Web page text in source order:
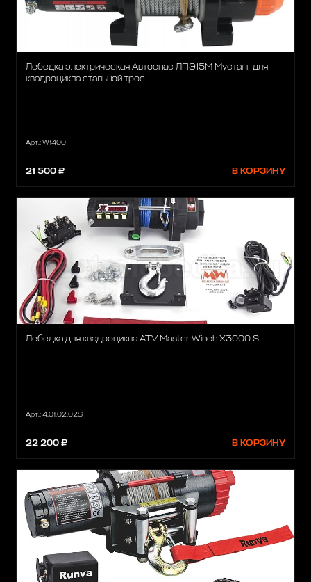
Лебедка электрическая Автоспас ЛПЭ15М Мустанг для
квадроцикла стальной трос
Арт.: W1400
21 500 ₽ В КОРЗИНУ
Лебедка для квадроцикла ATV Master Winch X3000 S
Арт.: 4.01.02.02S
22 200 ₽ В КОРЗИНУ